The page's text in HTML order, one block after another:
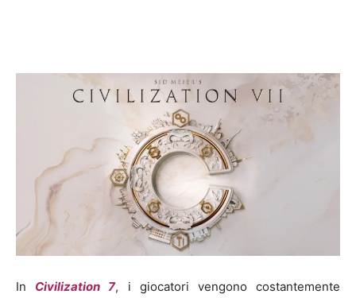
In Civilization 7, i giocatori vengono costantemente